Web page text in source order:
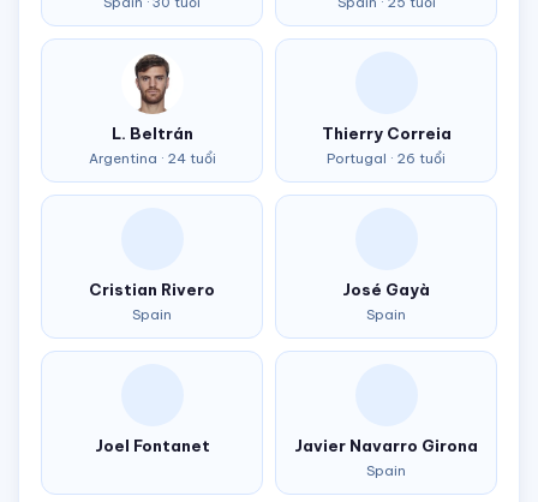
L. Beltrán
Argentina · 24 tuổi
Thierry Correia
Portugal · 26 tuổi
Cristian Rivero
Spain
José Gayà
Spain
Joel Fontanet Javier Navarro Girona
Spain